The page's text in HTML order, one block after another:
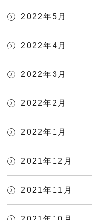
2022年5月
2022年4月
2022年3月
2022年2月
2022年1月
2021年12月
2021年11月